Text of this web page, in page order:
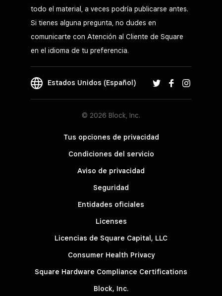
todo el material, a veces podría publicarse antes.
Si tienes alguna pregunta, no dudes en
comunicarte con Atención al Cliente de Square
en el idioma de tu preferencia.
Estados Unidos (Español)
© 2026 Block, Inc.
Tus opciones de privacidad
Condiciones del servicio
Aviso de privacidad
Seguridad
Entidades oficiales
Licenses
Licencias de Square Capital, LLC
Consumer Health Privacy
Square Hardware Compliance Certifications
Block, Inc.